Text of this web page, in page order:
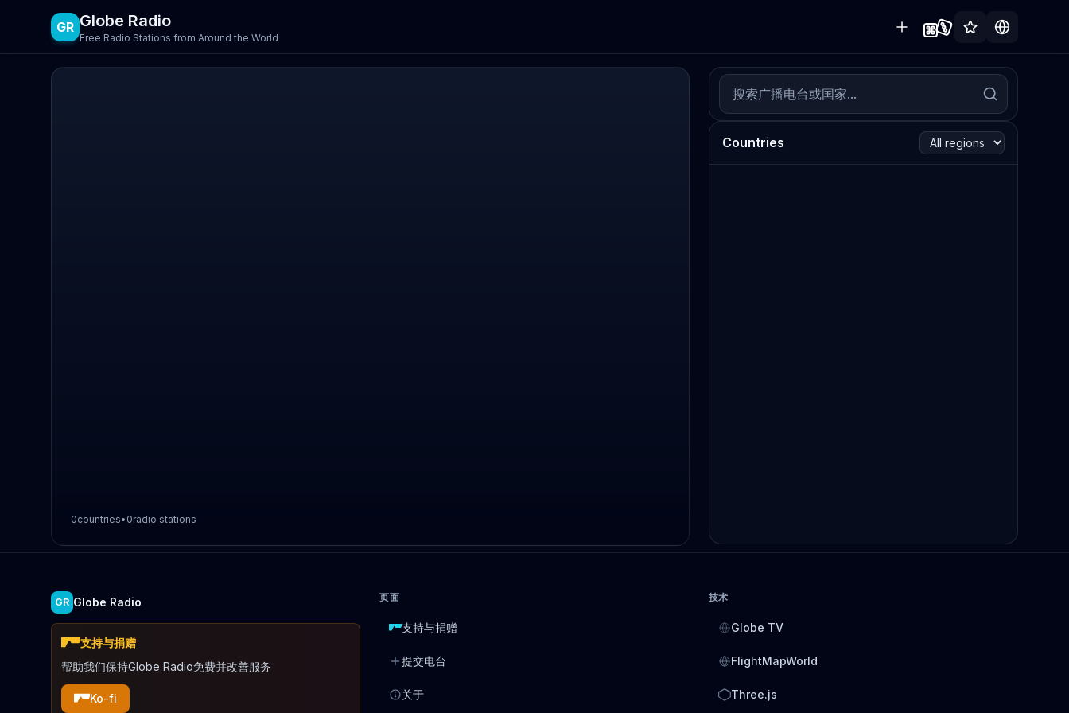
GR Globe Radio
Free Radio Stations from Around the World
0countries• 0radio stations
Countries
GR Globe Radio
支持与捐赠
帮助我们保持Globe Radio免费并改善服务
Ko-fi
页面
支持与捐赠
提交电台
关于
技术
Globe TV
FlightMapWorld
Three.js